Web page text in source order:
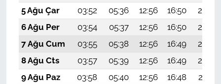
5 Ağu Çar
03:52 05:36 12:56 16:50
20:06
6 Ağu Per
03:54 05:37 12:56 16:50
20:05
7 Ağu Cum
03:55 05:38 12:56 16:49
20:04
8 Ağu Cts
03:57 05:39 12:56 16:49
20:03
9 Ağu Paz
03:58 05:40 12:56 16:48
20:01